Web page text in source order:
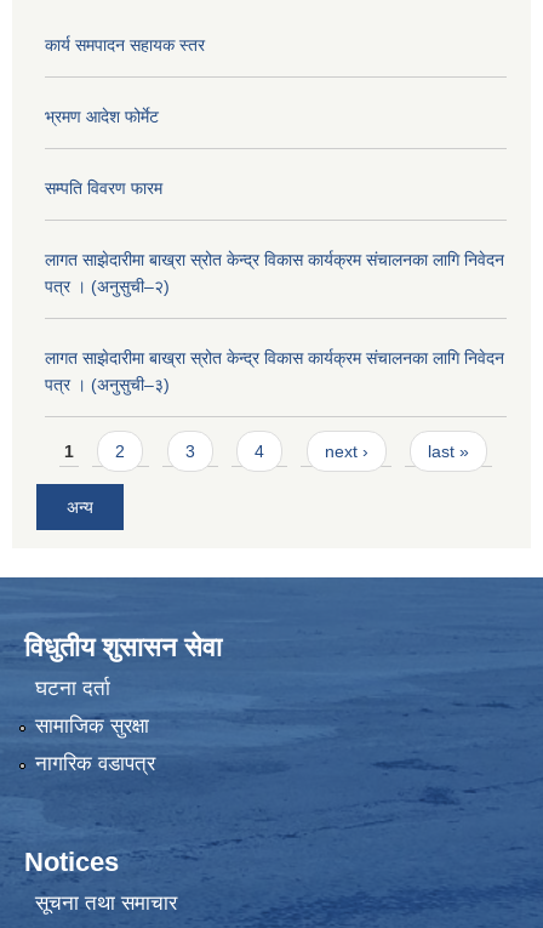
कार्य समपादन सहायक स्तर
भ्रमण आदेश फोर्मेट
सम्पति विवरण फारम
लागत साझेदारीमा बाख्रा स्रोत केन्द्र विकास कार्यक्रम संचालनका लागि निवेदन
पत्र । (अनुसुची–२)
लागत साझेदारीमा बाख्रा स्रोत केन्द्र विकास कार्यक्रम संचालनका लागि निवेदन
पत्र । (अनुसुची–३)
Pages
1 2 3 4 next › last »
अन्य
विधुतीय शुसासन सेवा
घटना दर्ता
सामाजिक सुरक्षा
नागरिक वडापत्र
Notices
सूचना तथा समाचार